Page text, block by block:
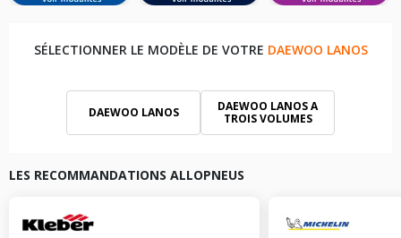
SÉLECTIONNER LE MODÈLE DE VOTRE DAEWOO LANOS
DAEWOO LANOS
DAEWOO LANOS A
TROIS VOLUMES
LES RECOMMANDATIONS ALLOPNEUS